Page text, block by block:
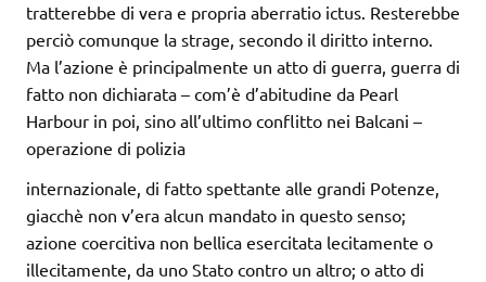
tratterebbe di vera e propria aberratio ictus. Resterebbe
perciò comunque la strage, secondo il diritto interno.
Ma l’azione è principalmente un atto di guerra, guerra di
fatto non dichiarata – com’è d’abitudine da Pearl
Harbour in poi, sino all’ultimo conflitto nei Balcani –
operazione di polizia
internazionale, di fatto spettante alle grandi Potenze,
giacchè non v’era alcun mandato in questo senso;
azione coercitiva non bellica esercitata lecitamente o
illecitamente, da uno Stato contro un altro; o atto di